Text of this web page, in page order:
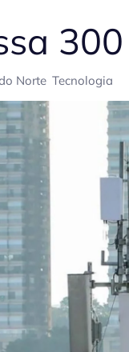
Norte Tecnologia